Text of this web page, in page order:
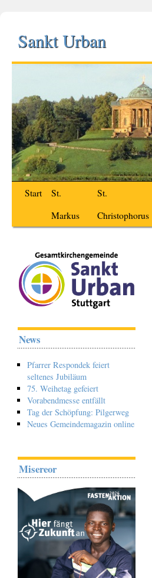
Sankt Urban
Start
St.
Markus
St.
Christophorus
News
Pfarrer Respondek feiert
seltenes Jubiläum
75. Weihetag gefeiert
Vorabendmesse entfällt
Tag der Schöpfung: Pilgerweg
Neues Gemeindemagazin online
Misereor